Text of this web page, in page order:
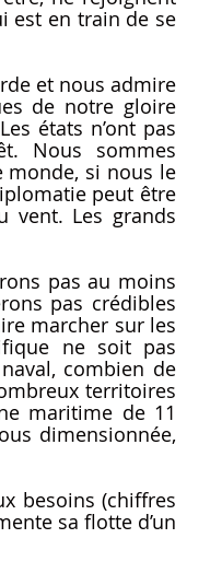
est en train de se
et nous admire
de notre gloire
états n’ont pas
Nous sommes
monde, si nous le
peut être
vent. Les grands
pas au moins
pas crédibles
marcher sur les
ne soit pas
combien de
territoires
maritime de 11
dimensionnée,
besoins (chiffres
sa flotte d’un